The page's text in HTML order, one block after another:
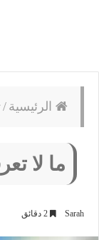
الرئيسية /
ما لا
Sarah